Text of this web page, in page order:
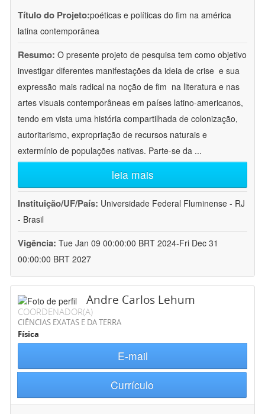
Título do Projeto:poéticas e políticas do fim na américa
latina contemporânea
Resumo: O presente projeto de pesquisa tem como objetivo
investigar diferentes manifestações da ideia de crise  e sua
expressão mais radical na noção de fim  na literatura e nas
artes visuais contemporâneas em países latino-americanos,
tendo em vista uma história compartilhada de colonização,
autoritarismo, expropriação de recursos naturais e
extermínio de populações nativas. Parte-se da ...
leia mais
Instituição/UF/País: Universidade Federal Fluminense - RJ
- Brasil
Vigência: Tue Jan 09 00:00:00 BRT 2024-Fri Dec 31
00:00:00 BRT 2027
Andre Carlos Lehum
COORDENADOR(A)
CIÊNCIAS EXATAS E DA TERRA
Física
E-mail
Currículo